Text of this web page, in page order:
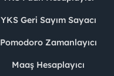
YKS Geri Sayım Sayacı
Pomodoro Zamanlayıcı
Maaş Hesaplayıcı